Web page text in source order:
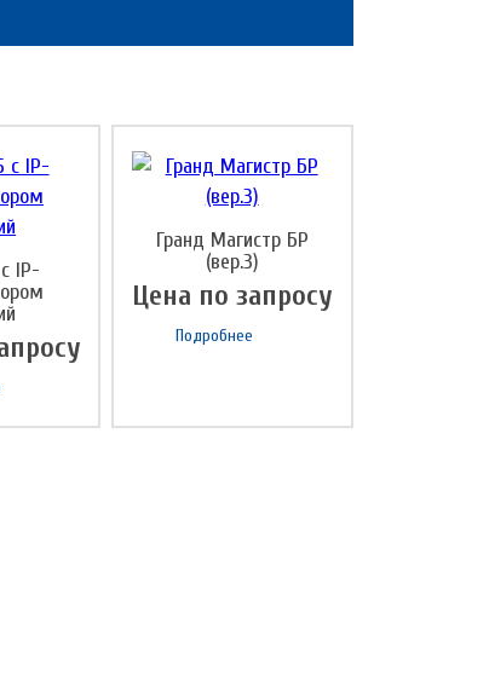
IP-
Гранд Магистр БР
(вер.3)
Цена по запросу
Подробнее